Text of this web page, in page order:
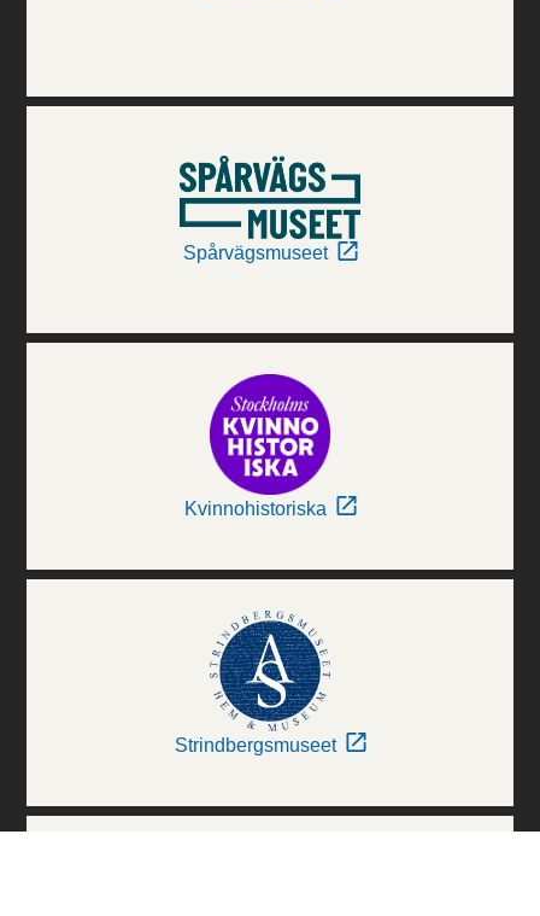
Spårvägsmuseet
Kvinnohistoriska
Strindbergsmuseet